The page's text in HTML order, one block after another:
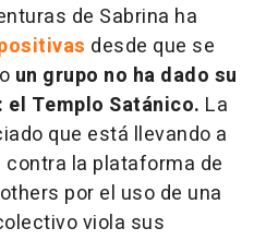
de Sabrina ha
desde que se
un grupo no ha dado su
Templo Satánico. La
que está llevando a
la plataforma de
por el uso de una
viola sus